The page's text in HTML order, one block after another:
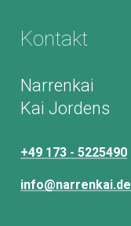
Kontakt
Narrenkai
Kai Jordens
+49 173 - 5225490
info@narrenkai.de